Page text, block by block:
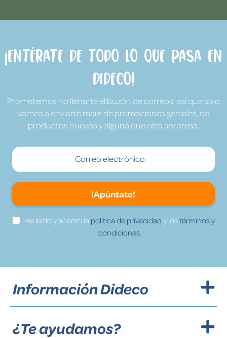
¡Entérate de todo lo que pasa en
Dideco!
Prometemos no llenarte el buzón de correos, así que solo
vamos a enviarte mails de promociones geniales, de
productos nuevos y alguna que otra sorpresa.
¡Apúntate!
He leído y acepto la política de privacidad y lostérminos y
condiciones.
Información Dideco
¿Te ayudamos?